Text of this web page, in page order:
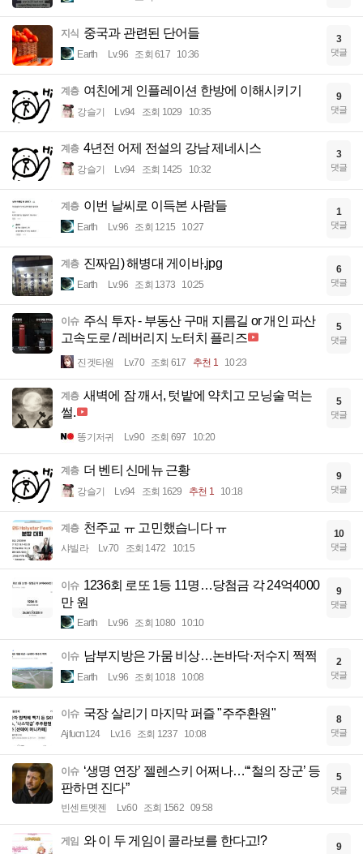
지식 중국과 관련된 단어들
Earth Lv.96 조회 617 10:36
3
댓글
계층 여친에게 인플레이션 한방에 이해시키기
강슬기 Lv.94 조회 1029 10:35
9
댓글
계층 4년전 어제 전설의 강남 제네시스
강슬기 Lv.94 조회 1425 10:32
3
댓글
계층 이번 날씨로 이득본 사람들
Earth Lv.96 조회 1215 10:27
1
댓글
계층 진짜임) 해병대 게이바.jpg
Earth Lv.96 조회 1373 10:25
6
댓글
이슈 주식 투자 - 부동산 구매 지름길 or 개인 파산
고속도로 / 레버리지 노터치 플리즈
진겟타원 Lv.70 조회 617 추천 1 10:23
5
댓글
계층 새벽에 잠 깨서, 텃밭에 약치고 모닝술 먹는
썰.
똥기저귀 Lv.90 조회 697 10:20
5
댓글
계층 더 벤티 신메뉴 근황
강슬기 Lv.94 조회 1629 추천 1 10:18
9
댓글
계층 천주교 ㅠ 고민했습니다 ㅠ
샤빌라 Lv.70 조회 1472 10:15
10
댓글
이슈 1236회 로또 1등 11명…당첨금 각 24억4000
만 원
Earth Lv.96 조회 1080 10:10
9
댓글
이슈 남부지방은 가뭄 비상…논바닥·저수지 쩍쩍
Earth Lv.96 조회 1018 10:08
2
댓글
이슈 국장 살리기 마지막 퍼즐 "주주환원"
Ajfucn124 Lv.16 조회 1237 10:08
8
댓글
이슈 ‘생명 연장’ 젤렌스키 어쩌나…“‘철의 장군’ 등
판하면 진다”
빈센트멧젠 Lv.60 조회 1562 09:58
5
댓글
게임 와 이 두 게임이 콜라보를 한다고!? 9